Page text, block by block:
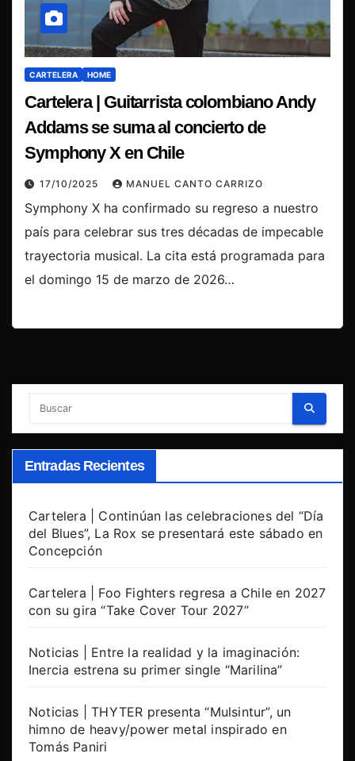
CARTELERA HOME
Cartelera | Guitarrista colombiano Andy
Addams se suma al concierto de
Symphony X en Chile
17/10/2025 MANUEL CANTO CARRIZO
Symphony X ha confirmado su regreso a nuestro
país para celebrar sus tres décadas de impecable
trayectoria musical. La cita está programada para
el domingo 15 de marzo de 2026…
Entradas Recientes
Cartelera | Continúan las celebraciones del “Día
del Blues”, La Rox se presentará este sábado en
Concepción
Cartelera | Foo Fighters regresa a Chile en 2027
con su gira “Take Cover Tour 2027”
Noticias | Entre la realidad y la imaginación:
Inercia estrena su primer single “Marilina”
Noticias | THYTER presenta “Mulsintur”, un
himno de heavy/power metal inspirado en
Tomás Paniri